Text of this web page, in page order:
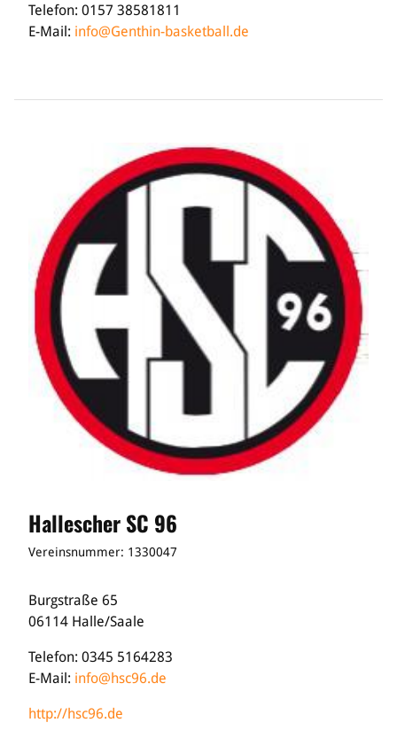
Telefon: 0157 38581811
E-Mail: info@Genthin-basketball.de
Hallescher SC 96
Vereinsnummer: 1330047
Burgstraße 65
06114 Halle/Saale
Telefon: 0345 5164283
E-Mail: info@hsc96.de
http://hsc96.de